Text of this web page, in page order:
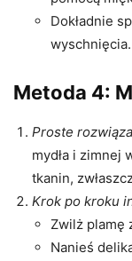
Dokładnie
wyschnięcia.
Metoda 4:
Proste
mydła i zimnej
tkanin,
Krok po kroku
Zwilż plamę
Nanieś